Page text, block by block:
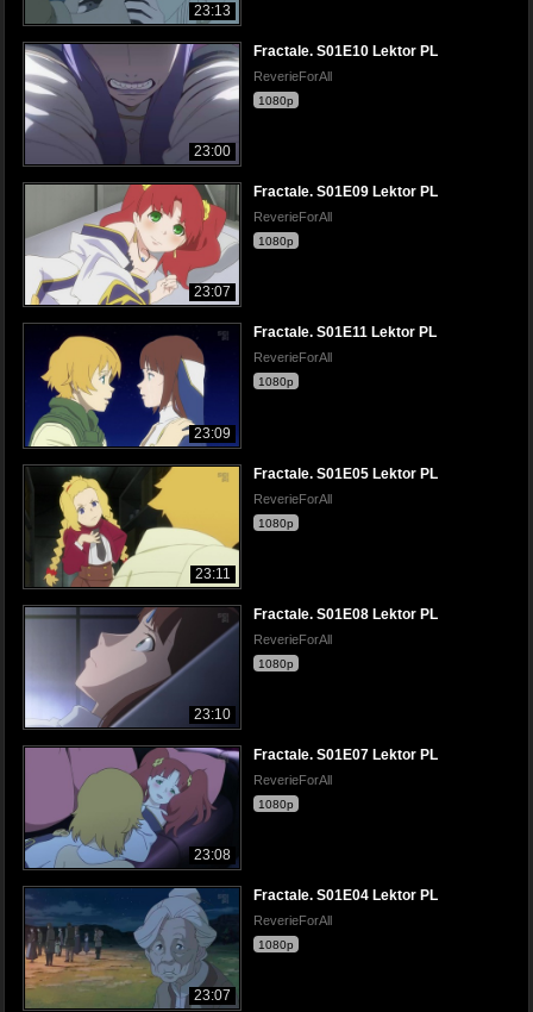
23:13
23:00
Fractale. S01E10 Lektor PL
ReverieForAll
1080p
23:07
Fractale. S01E09 Lektor PL
ReverieForAll
1080p
23:09
Fractale. S01E11 Lektor PL
ReverieForAll
1080p
23:11
Fractale. S01E05 Lektor PL
ReverieForAll
1080p
23:10
Fractale. S01E08 Lektor PL
ReverieForAll
1080p
23:08
Fractale. S01E07 Lektor PL
ReverieForAll
1080p
23:07
Fractale. S01E04 Lektor PL
ReverieForAll
1080p